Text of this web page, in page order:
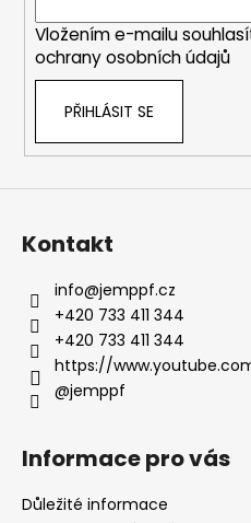
Vložením e-mailu
ochrany osobních údajů
PŘIHLÁSIT SE
Kontakt
info@jemppf.cz
+420 733 411 344
+420 733 411 344
https://
@jemppf
Informace pro vás
Důležité informace